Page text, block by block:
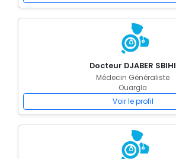
Docteur DJABER SBIHI
Médecin Généraliste
Ouargla
Voir le profil